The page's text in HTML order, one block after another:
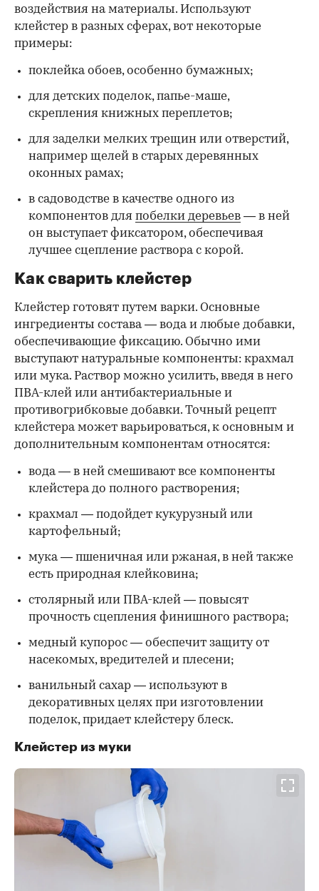
00:00 / 00:00
воздействия на материалы. Используют
клейстер в разных сферах, вот некоторые
примеры:
поклейка обоев, особенно бумажных;
для детских поделок, папье-маше,
скрепления книжных переплетов;
для заделки мелких трещин или отверстий,
например щелей в старых деревянных
оконных рамах;
в садоводстве в качестве одного из
компонентов для побелки деревьев — в ней
он выступает фиксатором, обеспечивая
лучшее сцепление раствора с корой.
Как сварить клейстер
Клейстер готовят путем варки. Основные
ингредиенты состава — вода и любые добавки,
обеспечивающие фиксацию. Обычно ими
выступают натуральные компоненты: крахмал
или мука. Раствор можно усилить, введя в него
ПВА-клей или антибактериальные и
противогрибковые добавки. Точный рецепт
клейстера может варьироваться, к основным и
дополнительным компонентам относятся:
вода — в ней смешивают все компоненты
клейстера до полного растворения;
крахмал — подойдет кукурузный или
картофельный;
мука — пшеничная или ржаная, в ней также
есть природная клейковина;
столярный или ПВА-клей — повысят
прочность сцепления финишного раствора;
медный купорос — обеспечит защиту от
насекомых, вредителей и плесени;
ванильный сахар — используют в
декоративных целях при изготовлении
поделок, придает клейстеру блеск.
Клейстер из муки